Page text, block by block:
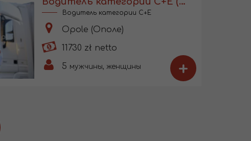
Водитель категории C+E
Opole (Ополе)
11730 zł netto
5 мужчины, женщины +